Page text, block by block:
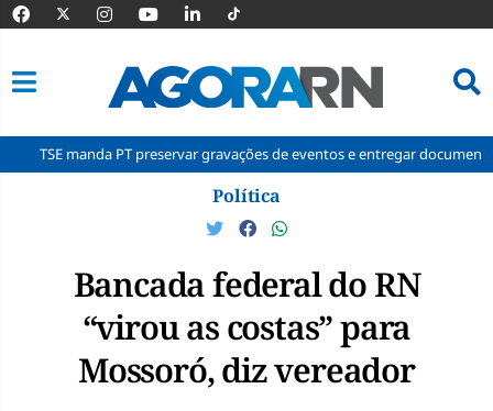
PT preservar gravações de eventos e entregar documentos à Corte
Política
Bancada federal do RN
“virou as costas” para
Mossoró, diz vereador